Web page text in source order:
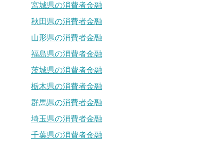
宮城県の消費者金融
秋田県の消費者金融
山形県の消費者金融
福島県の消費者金融
茨城県の消費者金融
栃木県の消費者金融
群馬県の消費者金融
埼玉県の消費者金融
千葉県の消費者金融